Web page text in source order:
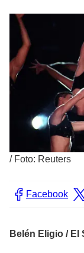
/ Foto: Reuters
Facebook
Belén Eligio / El